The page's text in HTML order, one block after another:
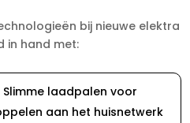
bij nieuwe elektra
in hand met:
Slimme laadpalen voor
aan het huisnetwerk